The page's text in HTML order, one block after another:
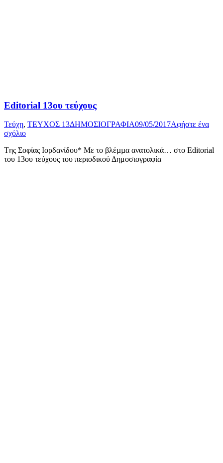
Editorial 13ου τεύχους
Τεύχη, ΤΕΥΧΟΣ 13ΔΗΜΟΣΙΟΓΡΑΦΙΑ09/05/2017Αφήστε ένα
σχόλιο
Tης Σοφίας Ιορδανίδου* Με το βλέµµα ανατολικά… στο Editorial
του 13ου τεύχους του περιοδικού Δημοσιογραφία